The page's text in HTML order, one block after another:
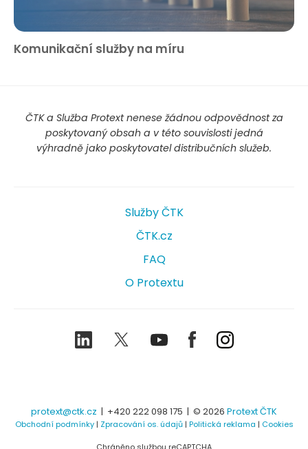
Komunikační služby na míru
ČTK a Služba Protext nenese žádnou odpovědnost za
poskytovaný obsah a v této souvislosti jedná
výhradně jako poskytovatel distribučních služeb.
Služby ČTK
ČTK.cz
FAQ
O Protextu
LinkedIn TwitterYoutubeFacebookInstagram
protext@ctk.cz | +420 222 098 175 | © 2026 Protext ČTK
Obchodní podmínky| Zpracování os. údajů| Politická reklama | Cookies